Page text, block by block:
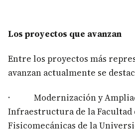
Los proyecto​s que avanzan
Entre los proyectos más
avanzan actualmente se
· Modernización y
Infraestructura de la Facultad
Fisicomecánicas de la